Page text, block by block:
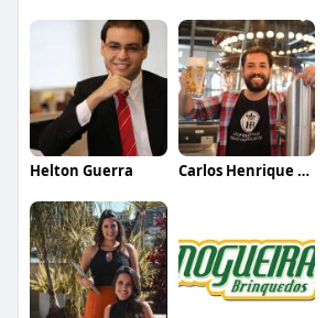
Helton Guerra Carlos Henrique de Faria Vasconcelos